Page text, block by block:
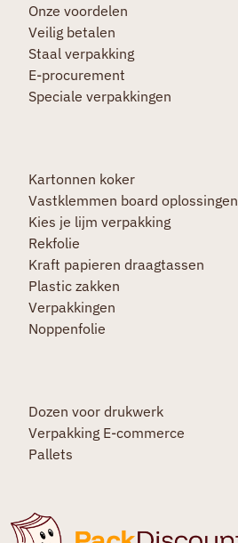
Onze voordelen
Veilig betalen
Staal verpakking
E-procurement
Speciale verpakkingen
Kartonnen koker
Vastklemmen board oplossingen
Kies je lijm verpakking
Rekfolie
Kraft papieren draagtassen
Plastic zakken
Verpakkingen
Noppenfolie
Dozen voor drukwerk
Verpakking E-commerce
Pallets